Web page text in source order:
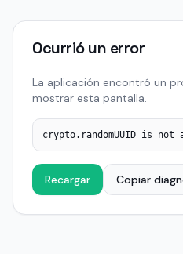
Ocurrió un error
La aplicación encontró un
mostrar esta pantalla.
crypto.randomUUID is not
Recargar Copiar